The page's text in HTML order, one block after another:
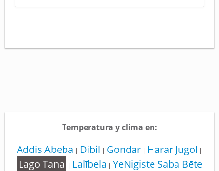
Temperatura y clima en:
Addis Abeba | Dibil | Gondar | Harar Jugol |
Lago Tana | Lalībela | YeNigiste Saba Bēte